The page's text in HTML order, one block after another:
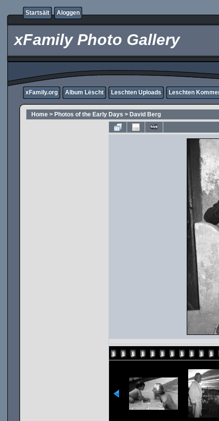
Startsäit Aloggen
xFamily Photo Gallery
xFamily.org Album Lëscht Leschten Uploads Leschten
Home > Photos of the Early Days > David Berg